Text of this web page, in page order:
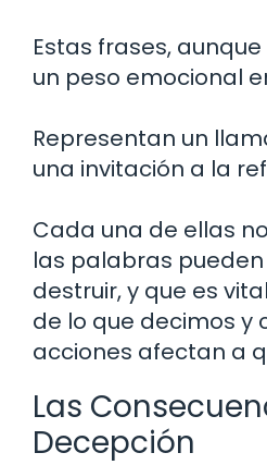
Estas frases,
un peso emocional
Representan un
una invitación a la
Cada una de ellas
las palabras
destruir, y que es
de lo que decimos y
acciones afectan a
Las
Decepción